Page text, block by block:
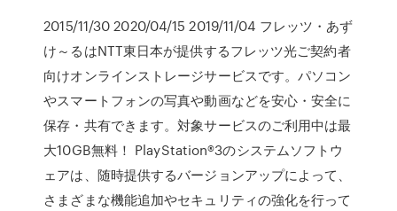
2015/11/30 2020/04/15 2019/11/04 フレッツ・あず
け～るはNTT東日本が提供するフレッツ光ご契約者
向けオンラインストレージサービスです。パソコン
やスマートフォンの写真や動画などを安心・安全に
保存・共有できます。対象サービスのご利用中は最
大10GB無料！ PlayStation®3のシステムソフトウ
ェアは、随時提供するバージョンアップによって、
さまざまな機能追加やセキュリティの強化を行って